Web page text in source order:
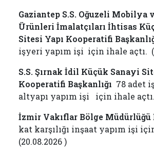
Gaziantep S.S. Oğuzeli Mobilya
Ürünleri İmalatçıları İhtisas
Sitesi Yapı Kooperatifi
işyeri yapım işi için ihale açtı.
S.S. Şırnak İdil Küçük Sanayi
Kooperatifi Başkanlığı 78 adet
altyapı yapım işi
için ihale
İzmir Vakıflar Bölge Müdürlüğü
kat karşılığı inşaat yapım işi
(20.08.2026 )